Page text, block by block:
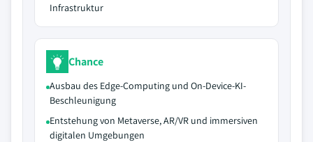
Infrastruktur
Chance
Ausbau des Edge-Computing und On-Device-KI-
Beschleunigung
Entstehung von Metaverse, AR/VR und immersiven
digitalen Umgebungen